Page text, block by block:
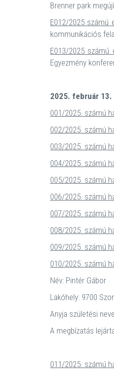
Brenner park
E012/2025 számú
kommunikációs
E013/2025 számú
Egyezmény
2025. február 13.
001/2025. számú
002/2025. számú
003/2025. számú
004/2025. számú
005/2025. számú
006/2025. számú
007/2025. számú
008/2025. számú
009/2025. számú
010/2025. számú
Név: Pintér Gábor
Lakóhely: 9700
Anyja születési
A megbízatás
011/2025. számú